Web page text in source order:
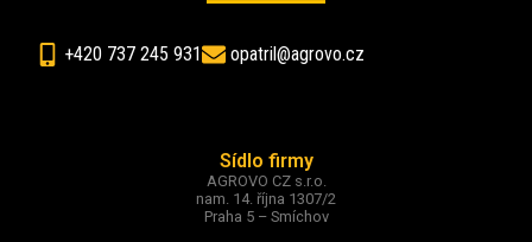
+420 737 245 931 opatril@agrovo.cz
Sídlo firmy
AGROVO CZ s.r.o.
nam. 14. října 1307/2
Praha 5 – Smíchov